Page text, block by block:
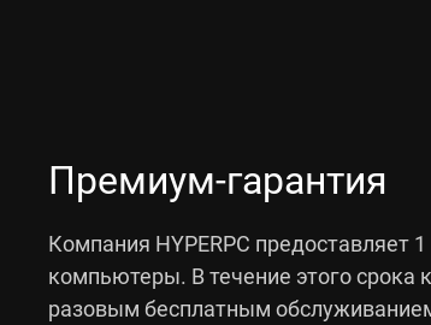
Премиум-гарантия
Компания HYPERPC предоставляет 1
компьютеры. В течение этого срока
разовым бесплатным